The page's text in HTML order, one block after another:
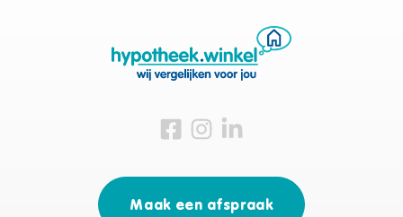
Bezoek ons op Facebook
Bezoek ons op Instagram
Bezoek ons op Linkedin
Maak een afspraak